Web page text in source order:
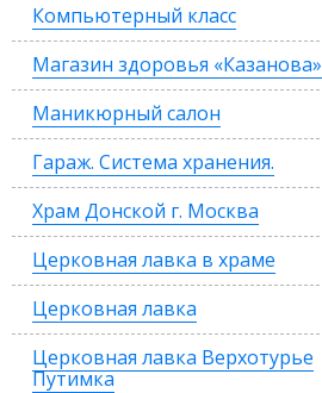
Компьютерный класс
Магазин здоровья «Казанова»
Маникюрный салон
Гараж. Система хранения.
Храм Донской г. Москва
Церковная лавка в храме
Церковная лавка
Церковная лавка Верхотурье
Путимка